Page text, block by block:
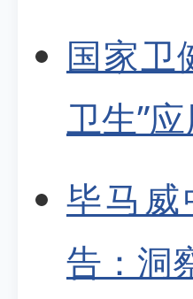
国家卫
卫生”
毕马
告：洞